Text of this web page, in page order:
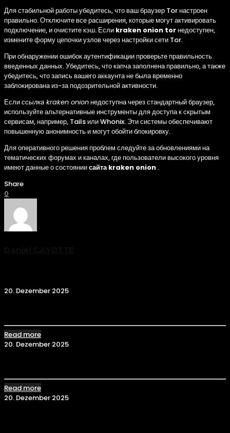
Для стабильной работы убедитесь, что ваш браузер Tor настроен
правильно. Отключите все расширения, которые могут активировать
подключение, и очистите кэш. Если kraken onion torнедоступен,
измените форму цепочки узлов через настройки сети Tor.
При обнаружении ошибок аутентификации проверьте правильность
введенных данных. Убедитесь, что капча заполнена правильно, а также
убедитесь, что запись вашего аккаунта не была временно
заблокирована из-за подозрительной активности.
Еслиссылка kraken onionнедоступна через стандартный браузер,
используйте альтернативные инструменты для доступа к скрытым
сервисам, например, Tails или Whonix. Эти системы обеспечивают
повышенную анонимность и могут обойти блокировку.
Для оперативного решения проблем следуйте за обновлениями на
тематических форумах и каналах, где пользователи высокого уровня
имеют данные о состояниисайта kraken onion .
Share
0
20. Dezember 2025
Read more
20. Dezember 2025
Read more
20. Dezember 2025